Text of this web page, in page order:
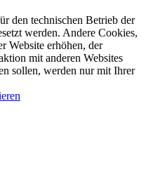
den technischen Betrieb der
werden. Andere Cookies,
Website erhöhen, der
mit anderen Websites
sollen, werden nur mit Ihrer